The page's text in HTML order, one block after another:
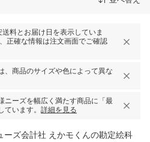
料とお届け日を表示していま
正確な情報は注文画面でご確認
、商品のサイズや色によって異な
ニーズを幅広く満たす商品に「最
います。 詳細を見る
ーズ会計社 えかモくんの勘定絵科